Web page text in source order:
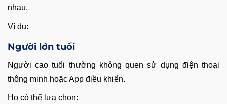
nhau.
Ví dụ:
Người lớn tuổi
Người cao tuổi thường không quen sử dụng điện thoại
thông minh hoặc App điều khiển.
Họ có thể lựa chọn: